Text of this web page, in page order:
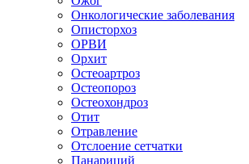
Онкологические заболевания
Описторхоз
ОРВИ
Орхит
Остеоартроз
Остеопороз
Остеохондроз
Отит
Отравление
Отслоение сетчатки
Панариций